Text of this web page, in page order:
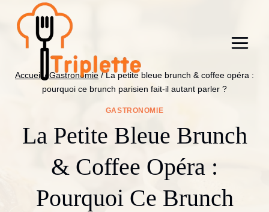
contenu
Accueil / Gastronomie / La petite bleue brunch & coffee opéra :
pourquoi ce brunch parisien fait-il autant parler ?
GASTRONOMIE
La Petite Bleue Brunch
& Coffee Opéra :
Pourquoi Ce Brunch